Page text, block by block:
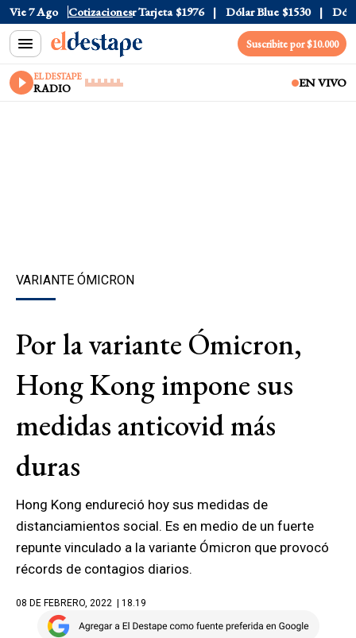
Vie 7 Ago Cotizaciones
Oficial $1520 Dólar Tarjeta $1976 Dólar Blue $1530 Dólar
Suscribite por $10.000
EL DESTAPE
RADIO EN VIVO
VARIANTE ÓMICRON
Por la variante Ómicron,
Hong Kong impone sus
medidas anticovid más
duras
Hong Kong endureció hoy sus medidas de
distanciamientos social. Es en medio de un fuerte
repunte vinculado a la variante Ómicron que provocó
récords de contagios diarios.
08 DE FEBRERO, 2022 | 18.19